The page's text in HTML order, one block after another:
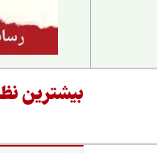
بیشترین